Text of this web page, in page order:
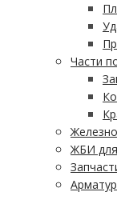
Части
ЖБИ